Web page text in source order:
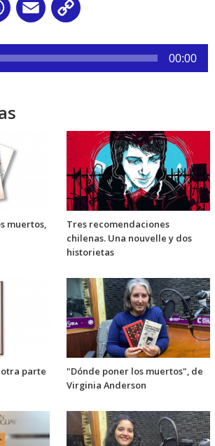
WhatsApp
Email
00:00
muertos,
Tres recomendaciones
chilenas. Una nouvelle y dos
historietas
otra parte
"Dónde poner los muertos", de
Virginia Anderson